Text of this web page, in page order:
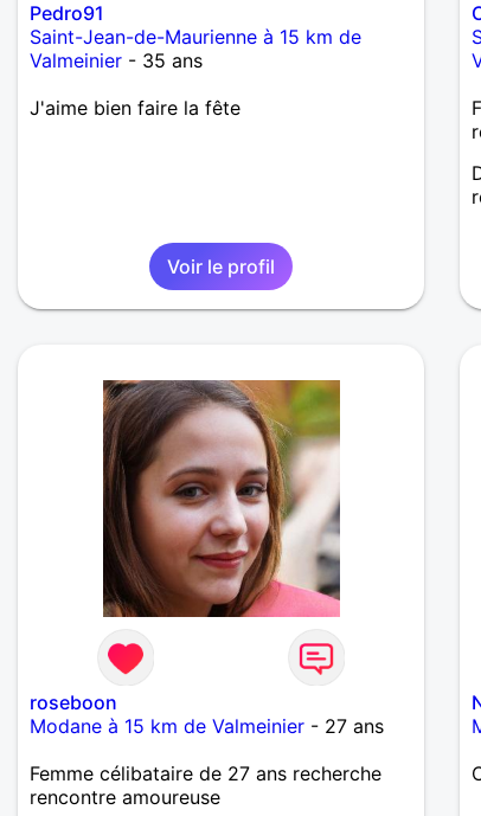
Pedro91
Saint-Jean-de-Maurienne à 15 km de
Valmeinier - 35 ans
J'aime bien faire la fête
Voir le profil
roseboon
Modane à 15 km de Valmeinier - 27 ans
Femme célibataire de 27 ans recherche
rencontre amoureuse